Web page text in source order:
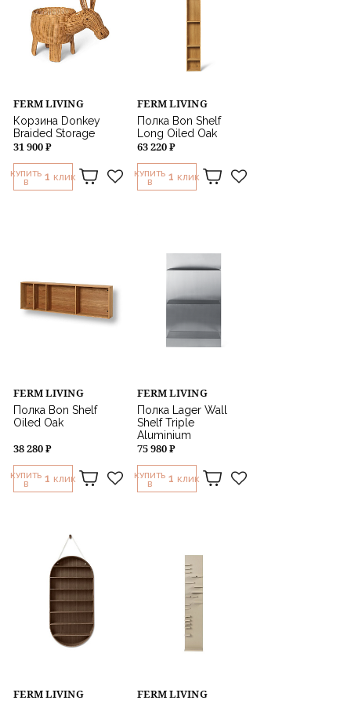
FERM LIVING
Корзина Donkey
Braided Storage
31 900 ₽
КУПИТЬ
В
1 КЛИК
FERM LIVING
Полка Bon Shelf
Long Oiled Oak
63 220 ₽
КУПИТЬ
В
1 КЛИК
FERM LIVING
Полка Bon Shelf
Oiled Oak
38 280 ₽
КУПИТЬ
В
1 КЛИК
FERM LIVING
Полка Lager Wall
Shelf Triple
Aluminium
75 980 ₽
КУПИТЬ
В
1 КЛИК
FERM LIVING FERM LIVING